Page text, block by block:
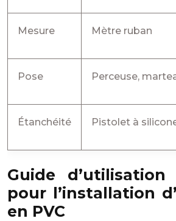
Mesure Mètre ruban
Pose Perceuse,
Étanchéité Pistolet à
Guide
pour l’installation
en PVC